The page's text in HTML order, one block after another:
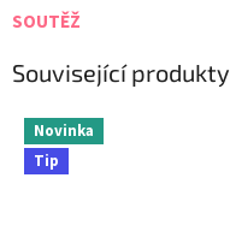
SOUTĚŽ
Související produkty
Novinka
Tip